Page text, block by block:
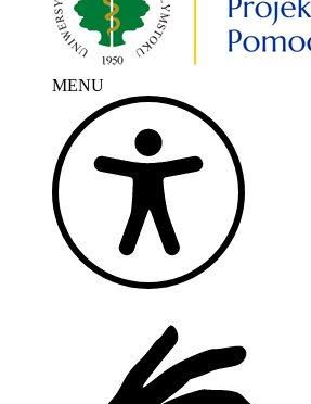
MENU